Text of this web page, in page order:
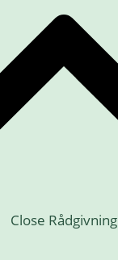
Close Rådgivning